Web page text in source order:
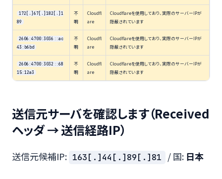
172[.]67[.]182[.]1
89
不
明
Cloudfl
are
Cloudflareを使用しており、実際のサーバーIPが
隠蔽されています
2606:4700:3036::ac
43:b6bd
不
明
Cloudfl
are
Cloudflareを使用しており、実際のサーバーIPが
隠蔽されています
2606:4700:3032::68
15:12a3
不
明
Cloudfl
are
Cloudflareを使用しており、実際のサーバーIPが
隠蔽されています
送信元サーバを確認します（Received
ヘッダ → 送信経路IP）
送信元候補IP: 163[.]44[.]89[.]81 / 国: 日本